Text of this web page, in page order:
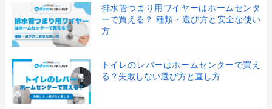
排水管つまり用ワイヤーはホームセンタ
ーで買える？ 種類・選び方と安全な使い
方
トイレのレバーはホームセンターで買え
る？失敗しない選び方と直し方